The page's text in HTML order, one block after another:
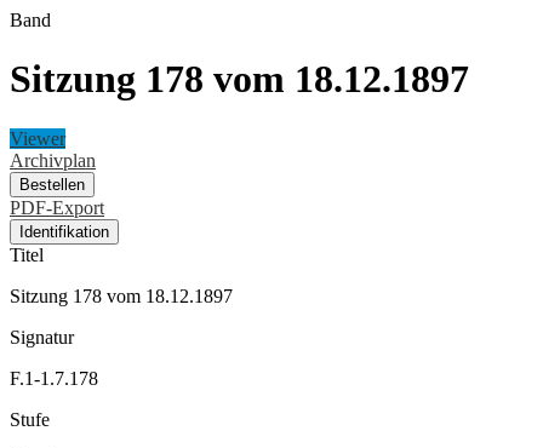
Band
Sitzung 178 vom 18.12.1897
Viewer
Archivplan
Bestellen
PDF-Export
Identifikation
Titel
Sitzung 178 vom 18.12.1897
Signatur
F.1-1.7.178
Stufe